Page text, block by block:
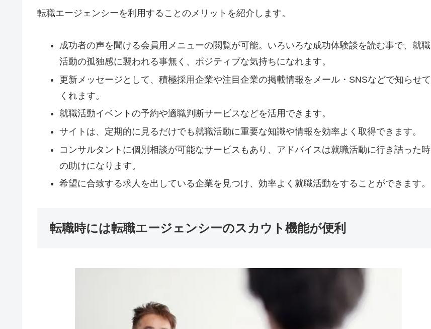
転職エージェンシーを利用することのメリットを紹介します。
成功者の声を聞ける会員用メニューの閲覧が可能。いろいろな成功体験談を読む事で、就職
活動の孤独感に襲われる事無く、ポジティブな気持ちになれます。
更新メッセージとして、積極採用企業や注目企業の掲載情報をメール・SNSなどで知らせて
くれます。
就職活動イベントの予約や適職判断サービスなどを活用できます。
サイトは、定期的に見るだけでも就職活動に重要な知識や情報を効率よく取得できます。
コンサルタントに個別相談が可能なサービスもあり、アドバイスは就職活動に行き詰った時
の助けになります。
希望に合致する求人を出している企業を見つけ、効率よく就職活動をすることができます。
転職時には転職エージェンシーのスカウト機能が便利